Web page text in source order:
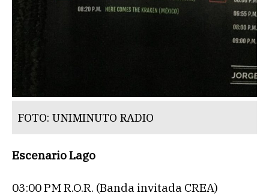
FOTO: UNIMINUTO RADIO
Escenario Lago
03:00 PM R.O.R. (Banda invitada CREA)